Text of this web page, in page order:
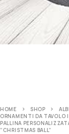
HOME SHOP
ORNAMENTI DA TAVOLO
PALLINA
”CHRISTMAS BALL”